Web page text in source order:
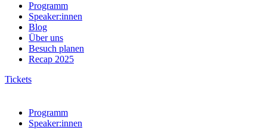
Programm
Speaker:innen
Blog
Über uns
Besuch planen
Recap 2025
Tickets
Programm
Speaker:innen